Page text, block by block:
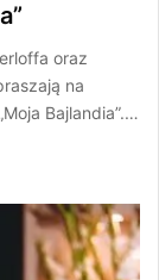
oraz
na
Bajlandia”.…